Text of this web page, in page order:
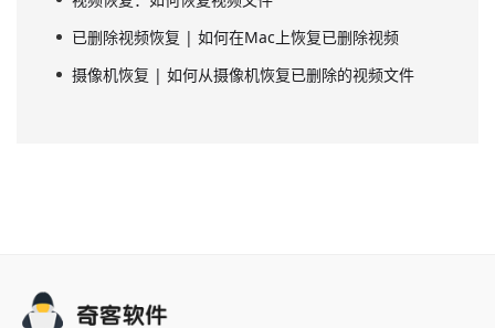
已删除视频恢复 | 如何在Mac上恢复已删除视频
摄像机恢复 | 如何从摄像机恢复已删除的视频文件